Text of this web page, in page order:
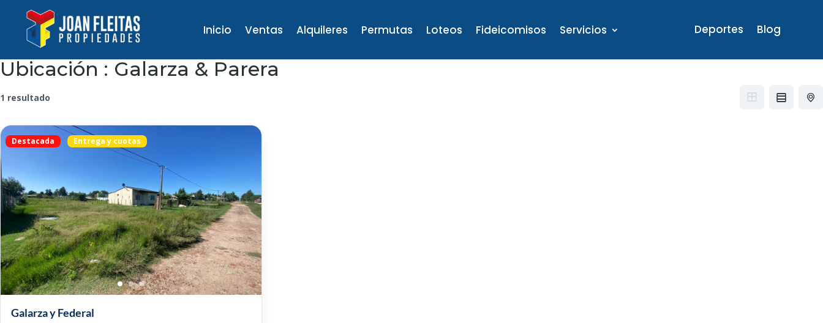
Inicio Ventas Alquileres Permutas Loteos Fideicomisos Servicios Deportes Blog
Ubicación : Galarza & Parera
1 resultado
Destacada Entrega y cuotas
Galarza y Federal